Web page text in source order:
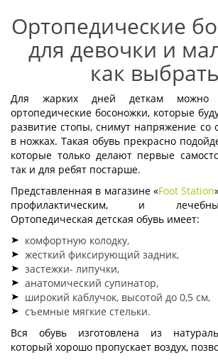
Ортопедические
для девочки и
как
Для жарких дней деткам можно
ортопедические босоножки, которые
развитие стопы, снимут напряжение со
в ножках. Такая обувь прекрасно
которые только делают первые
так и для ребят постарше.
Представленная в магазине «Foot Station
профилактическим, и
Ортопедическая детская обувь имеет:
комфортную колодку,
жесткий фиксирующий задник,
застежки- липучки,
анатомический супинатор,
широкий каблучок, высотой до 0,5 см,
съемные мягкие стельки.
Вся обувь изготовлена из
который хорошо пропускает воздух,